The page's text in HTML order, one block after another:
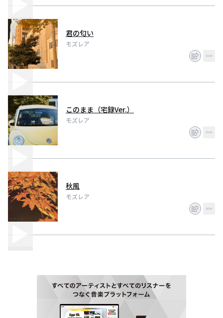
君の匂い
モズレア
このまま（宅録Ver.）
モズレア
秋風
モズレア